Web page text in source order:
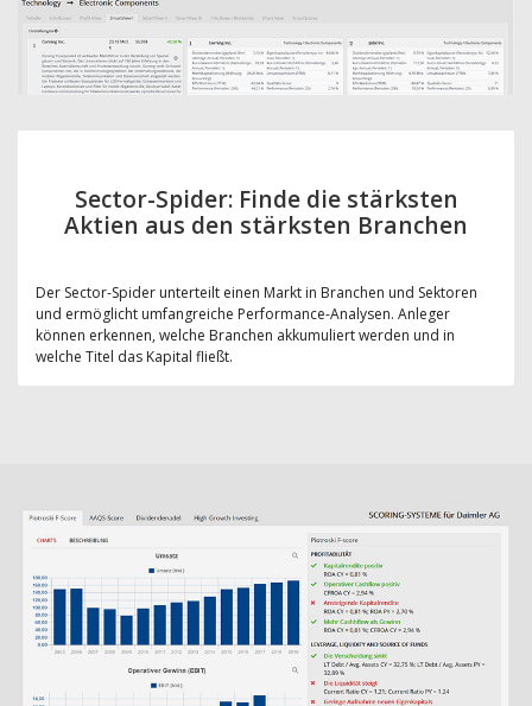
Sector-Spider: Finde die stärksten
Aktien aus den stärksten Branchen
Der Sector-Spider unterteilt einen Markt in Branchen und Sektoren
und ermöglicht umfangreiche Performance-Analysen. Anleger
können erkennen, welche Branchen akkumuliert werden und in
welche Titel das Kapital fließt.